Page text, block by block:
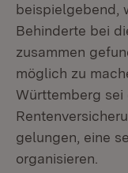
beispielgebend,
Behinderte bei
zusammen
möglich zu
Württemberg sei
gelungen, eine
organisieren.